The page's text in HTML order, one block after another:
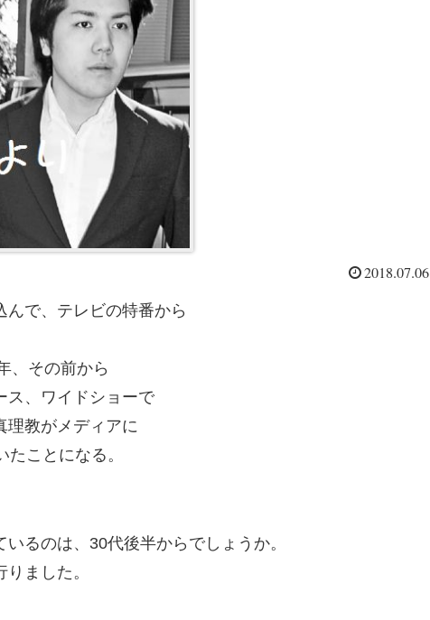
2018.07.06
で、テレビの特番から
、その前から
ス、ワイドショーで
理教がメディアに
ことになる。
るのは、30代後半からでしょうか。
ました。